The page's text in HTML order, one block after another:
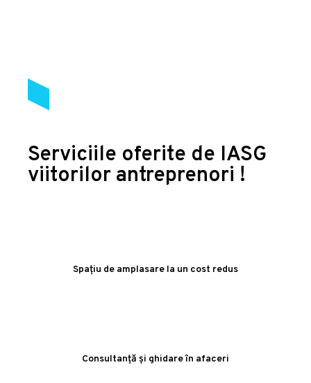
Serviciile oferite de IASG
viitorilor antreprenori !
Spațiu de amplasare la un cost redus
Consultanță și ghidare în afaceri